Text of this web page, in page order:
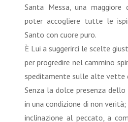
Santa Messa, una
poter accogliere tutte le
Santo con cuore puro.
È Lui a suggerirci le scelte
per progredire nel cammino
speditamente sulle alte vette
Senza la dolce presenza
in una condizione di non
inclinazione al peccato, a